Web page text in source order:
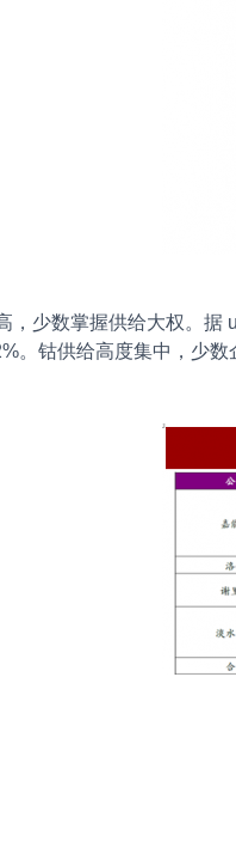
少数掌握供给大权。据
。钴供给高度集中，少数